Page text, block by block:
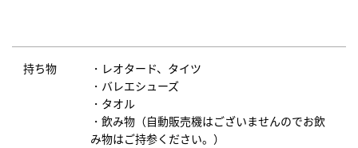
持ち物
・レオタード、タイツ
・バレエシューズ
・タオル
・飲み物（自動販売機はございませんのでお飲
み物はご持参ください。）